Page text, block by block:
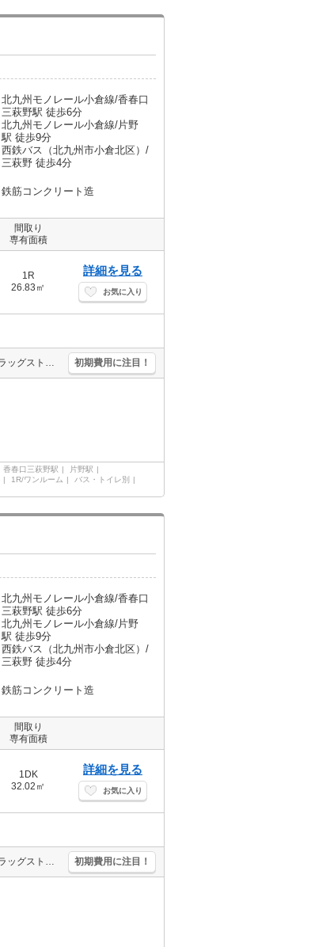
北九州モノレール小倉線/香春口
三萩野駅 徒歩6分
北九州モノレール小倉線/片野
駅 徒歩9分
西鉄バス（北九州市小倉北区）/
三萩野 徒歩4分
鉄筋コンクリート造
間取り
専有面積
1R
26.83㎡
詳細を見る
お気に入り
ペット応相談。温水洗浄便座付き。バイク置き場あり。防犯カメラあり。ドラッグストアへ441m。コンビニへ152m。業務スーパーへ627m。北九州メディアドームまで469m。 初期費用に注目！
香春口三萩野駅
片野駅
1R/ワンルーム
バス・トイレ別
北九州モノレール小倉線/香春口
三萩野駅 徒歩6分
北九州モノレール小倉線/片野
駅 徒歩9分
西鉄バス（北九州市小倉北区）/
三萩野 徒歩4分
鉄筋コンクリート造
間取り
専有面積
1DK
32.02㎡
詳細を見る
お気に入り
温水洗浄便座付き。ペット応相談。バイク置き場あり。防犯カメラあり。ドラッグストアへ441m。コンビニへ152m。業務スーパーへ627m。北九州メディアドームまで469m。 初期費用に注目！